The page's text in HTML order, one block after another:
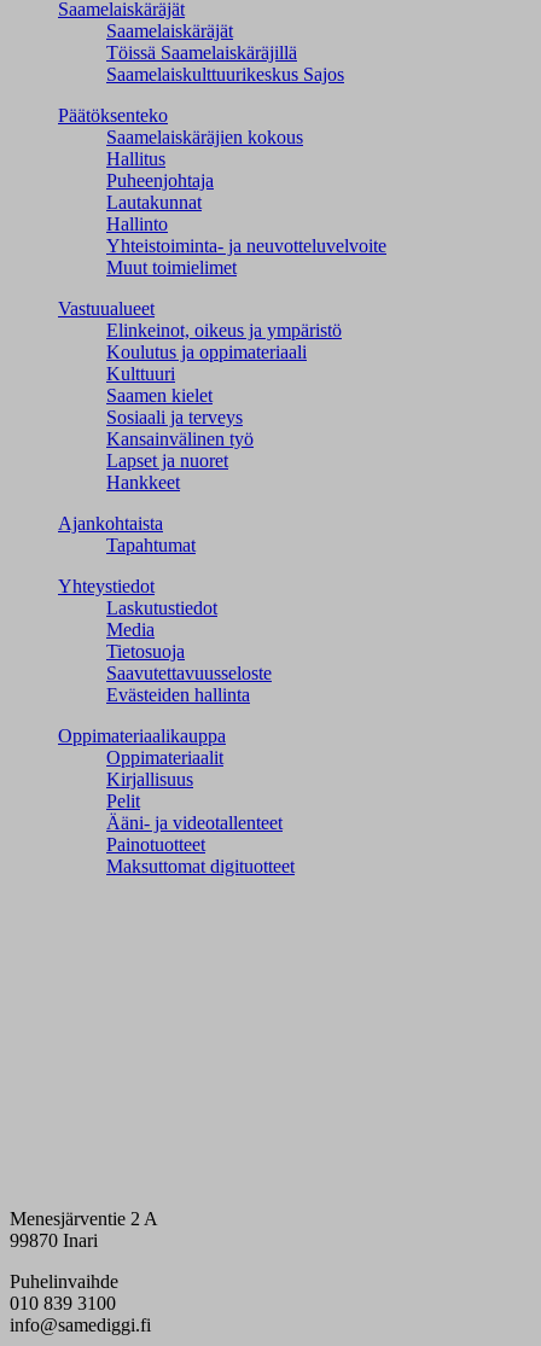
Saamelaiskäräjät
Saamelaiskäräjät
Töissä Saamelaiskäräjillä
Saamelaiskulttuuri­keskus Sajos
Päätöksenteko
Saamelaiskäräjien kokous
Hallitus
Puheenjohtaja
Lautakunnat
Hallinto
Yhteistoiminta- ja neuvotteluvelvoite
Muut toimielimet
Vastuualueet
Elinkeinot, oikeus ja ympäristö
Koulutus ja oppimateriaali
Kulttuuri
Saamen kielet
Sosiaali ja terveys
Kansainvälinen työ
Lapset ja nuoret
Hankkeet
Ajankohtaista
Tapahtumat
Yhteystiedot
Laskutustiedot
Media
Tietosuoja
Saavutettavuusseloste
Evästeiden hallinta
Oppimateriaalikauppa
Oppimateriaalit
Kirjallisuus
Pelit
Ääni- ja videotallenteet
Painotuotteet
Maksuttomat digituotteet
Menesjärventie 2 A
99870 Inari
Puhelinvaihde
010 839 3100
info@samediggi.fi